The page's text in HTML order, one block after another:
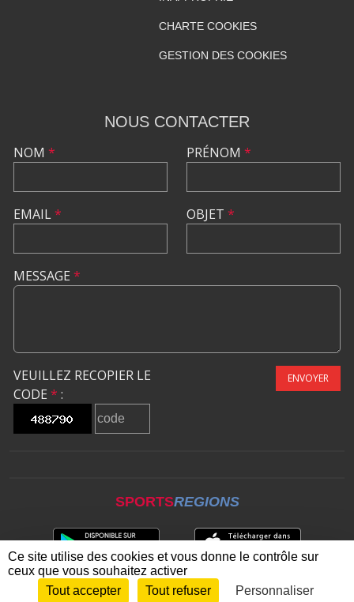
CHARTE COOKIES
GESTION DES COOKIES
NOUS CONTACTER
NOM *
EMAIL*
PRÉNOM *
OBJET *
MESSAGE *
VEUILLEZ RECOPIER LE
CODE * :
ENVOYER
SPORTSREGIONS
Envie de participer ? CONNEXION
Ce site utilise des cookies et vous donne le contrôle sur
ceux que vous souhaitez activer
Tout accepter
Tout refuser Personnaliser